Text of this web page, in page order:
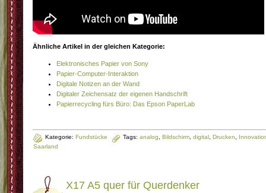
Ähnliche Artikel in der gleichen Kategorie:
Elektronisches Papier von Sony
Papier-Computer-Interaktion
Digitale Notizen an der Wand
Digitaler Zeichensatz der eigenen Handschrift
Papierrecycling fürs Büro: Das Epson PaperLab
Kategorie: Fundstücke Tags: analog Bildschirm digital Drucken
Saarland
X17 A5 quer für Querdenker